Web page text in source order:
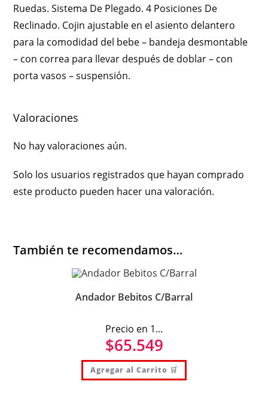
Ruedas. Sistema De Plegado. 4 Posiciones De
Reclinado. Cojin ajustable en el asiento delantero
para la comodidad del bebe – bandeja desmontable
– con correa para llevar después de doblar – con
porta vasos – suspensión.
Valoraciones
No hay valoraciones aún.
Solo los usuarios registrados que hayan comprado
este producto pueden hacer una valoración.
También te recomendamos…
Andador Bebitos C/Barral
Precio en 1...
$65.549
Agregar al Carrito 🛒